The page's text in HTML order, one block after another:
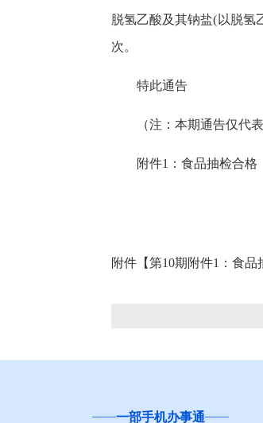
脱氢乙酸及其钠盐(以脱氢
次。
特此通告
（注：本期通告仅代
附件1：食品抽检合格
附件【第10期附件1：食品
一部手机办事通